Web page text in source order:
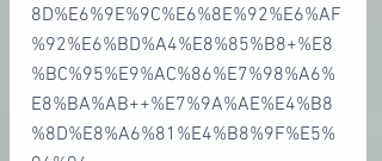
8D%E6%9E%9C%E6%8E%92%E6%AF
%92%E6%BD%A4%E8%85%B8+%E8
%BC%95%E9%AC%86%E7%98%A6%
E8%BA%AB++%E7%9A%AE%E4%B8
%8D%E8%A6%81%E4%B8%9F%E5%